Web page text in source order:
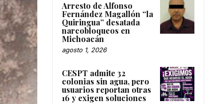
Arresto de Alfonso
Fernández Magallón “la
Quiringua” desatada
narcobloqueos en
Michoacán
agosto 1, 2026
CESPT admite 32
colonias sin agua, pero
usuarios reportan otras
16 y exigen soluciones